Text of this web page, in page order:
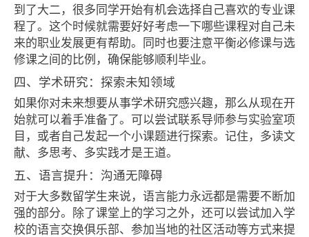
到了大二，很多同学开始有机会选择自己喜欢的专业课
程了。这个时候就需要好好考虑一下哪些课程对自己未
来的职业发展更有帮助。同时也要注意平衡必修课与选
修课之间的比例，确保能够顺利毕业。
四、学术研究：探索未知领域
如果你对未来想要从事学术研究感兴趣，那么从现在开
始就可以着手准备了。可以尝试联系导师参与实验室项
目，或者自己发起一个小课题进行探索。记住，多读文
献、多思考、多实践才是王道。
五、语言提升：沟通无障碍
对于大多数留学生来说，语言能力永远都是需要不断加
强的部分。除了课堂上的学习之外，还可以尝试加入学
校的语言交换俱乐部、参加当地的社区活动等方式来提